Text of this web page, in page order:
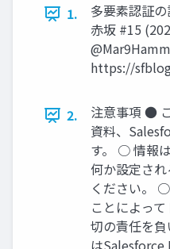
1.
多要素認証
赤坂 #15
https://
2.
注意事項 ●
資料、
す。 ○ 情報
何か設定さ
ください。
ことによっ
切の責任を